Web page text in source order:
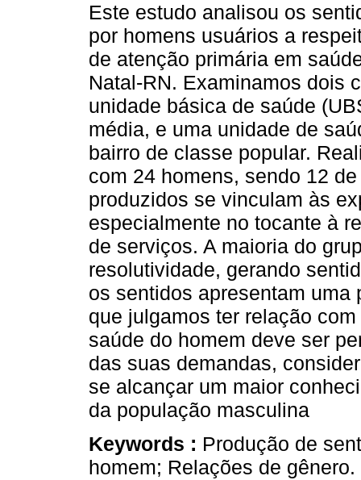
Este estudo analisou os
por homens usuários a
de atenção primária em
Natal-RN. Examinamos dois
unidade básica de saúde
média, e uma unidade de
bairro de classe popular.
com 24 homens, sendo 12
produzidos se vinculam às
especialmente no tocante à
de serviços. A maioria do
resolutividade, gerando
os sentidos apresentam
que julgamos ter relação
saúde do homem deve ser
das suas demandas,
se alcançar um maior
da população masculina
Keywords : Produção de
homem; Relações de gênero.